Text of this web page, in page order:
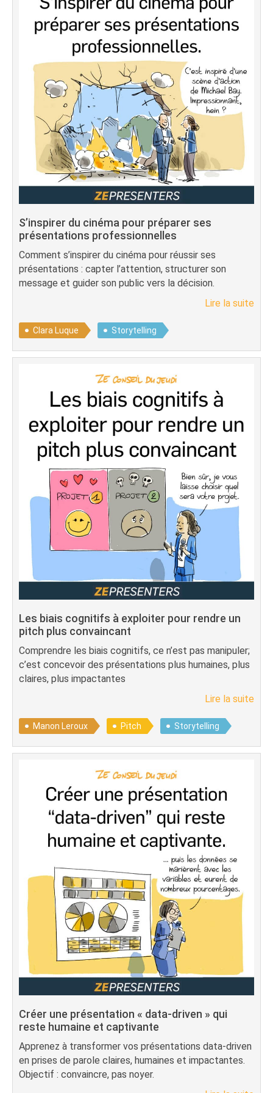
S’inspirer du cinéma pour préparer ses
présentations professionnelles
Comment s’inspirer du cinéma pour réussir ses
présentations : capter l’attention, structurer son
message et guider son public vers la décision.
Lire la suite
Clara Luque Storytelling
Les biais cognitifs à exploiter pour rendre un
pitch plus convaincant
Comprendre les biais cognitifs, ce n’est pas manipuler;
c’est concevoir des présentations plus humaines, plus
claires, plus impactantes
Lire la suite
Manon Leroux Pitch Storytelling
Créer une présentation « data-driven » qui
reste humaine et captivante
Apprenez à transformer vos présentations data-driven
en prises de parole claires, humaines et impactantes.
Objectif : convaincre, pas noyer.